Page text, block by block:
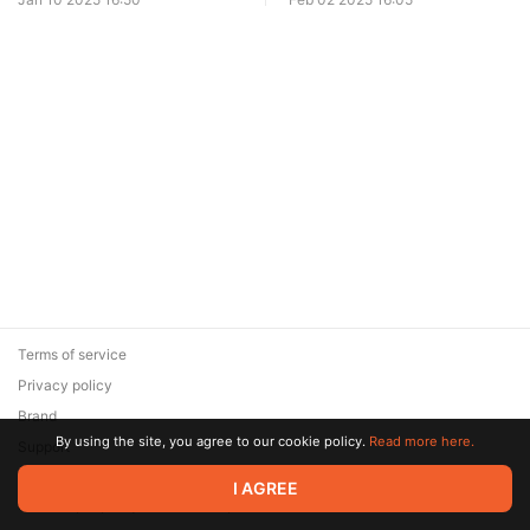
© 2026 Zaya Solutions Limited. All rights reserved. All trademarks
are the property of their respective owners.
Terms of service
Privacy policy
Brand
SupportBy using the site, you agree to our cookie policy. Read more here.
I AGREE